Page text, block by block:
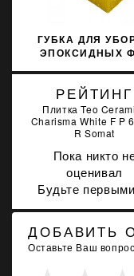
ГУБКА ДЛЯ
ЭПОКСИДНЫХ
РЕЙТИНГ
Плитка Teo
Charisma White F P
R Somat
Пока никто
оценивал
Будьте
ДОБАВИТЬ
Оставьте Ваш